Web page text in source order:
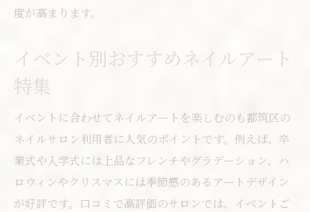
度が高まります。
イベント別おすすめネイルアート
特集
イベントに合わせてネイルアートを楽しむのも都筑区の
ネイルサロン利用者に人気のポイントです。例えば、卒
業式や入学式には上品なフレンチやグラデーション、ハ
ロウィンやクリスマスには季節感のあるアートデザイン
が好評です。口コミで高評価のサロンでは、イベントご